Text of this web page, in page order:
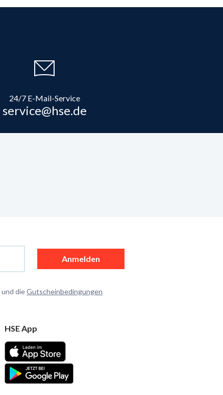
24/7 E-Mail-Service
service@hse.de
Anmelden
und dieGutscheinbedingungen
HSE App